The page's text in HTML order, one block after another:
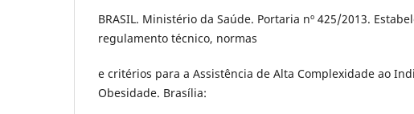
BRASIL. Ministério da Saúde. Portaria nº 425/2013.
regulamento técnico, normas
e critérios para a Assistência de Alta Complexidade ao
Obesidade. Brasília: